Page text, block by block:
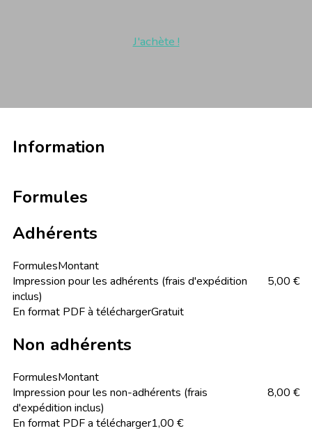
J'achète !
Information
Formules
Adhérents
FormulesMontant
Impression pour les adhérents (frais d'expédition
inclus)
5,00 €
En format PDF à téléchargerGratuit
Non adhérents
FormulesMontant
Impression pour les non-adhérents (frais
d'expédition inclus)
8,00 €
En format PDF a télécharger1,00 €